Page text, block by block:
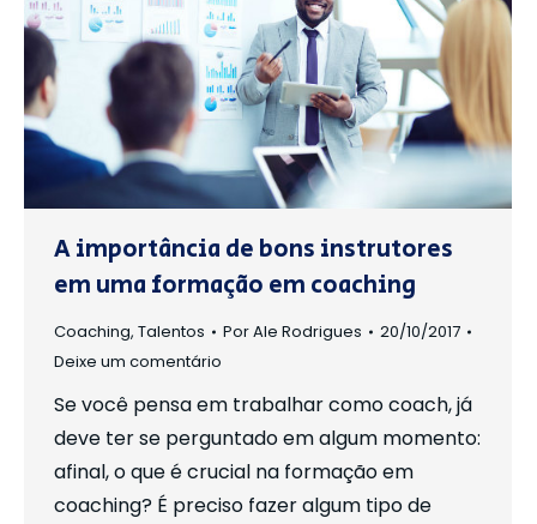
A importância de bons instrutores
em uma formação em coaching
Coaching, Talentos PorAle Rodrigues
20/10/2017
Deixe um comentário
Se você pensa em trabalhar como coach, já
deve ter se perguntado em algum momento:
afinal, o que é crucial na formação em
coaching? É preciso fazer algum tipo de